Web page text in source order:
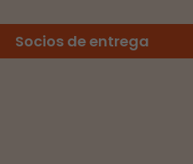
Socios de entrega